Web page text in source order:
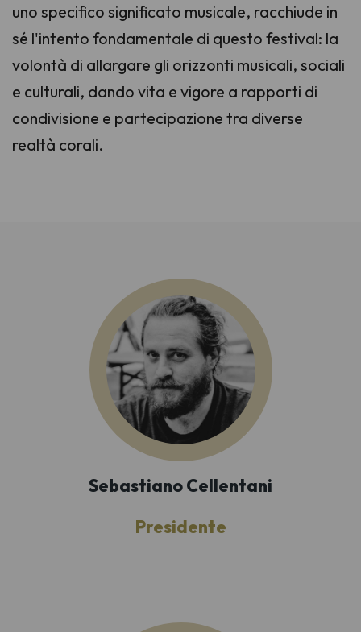
uno specifico significato musicale, racchiude in
sé l'intento fondamentale di questo festival: la
volontà di allargare gli orizzonti musicali, sociali
e culturali, dando vita e vigore a rapporti di
condivisione e partecipazione tra diverse
realtà corali.
Sebastiano Cellentani
Presidente